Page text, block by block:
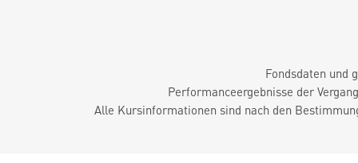
Fondsdaten und
Performanceergebnisse der
Alle Kursinformationen sind nach den